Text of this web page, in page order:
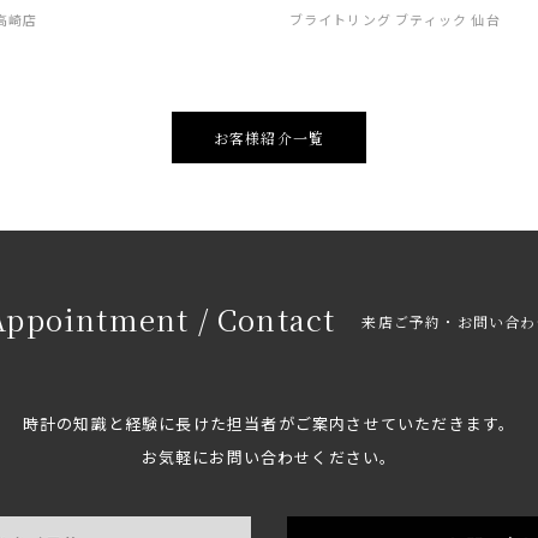
崎店 ブライトリング ブティック 仙台
お客様紹介一覧
/ Contact 来店ご予約・お問い合
時計の知識と経験に長けた担当者がご案内させていただきます。
お気軽にお問い合わせください。